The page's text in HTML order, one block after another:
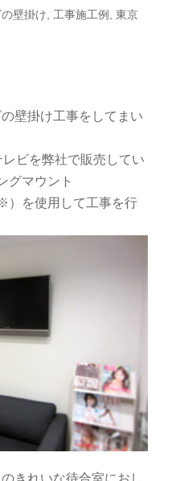
壁掛け 工事施工例
東京
壁掛け工事をしてまい
ビを弊社で販売してい
グマウント
）を使用して工事を行
きれいな待合室におし